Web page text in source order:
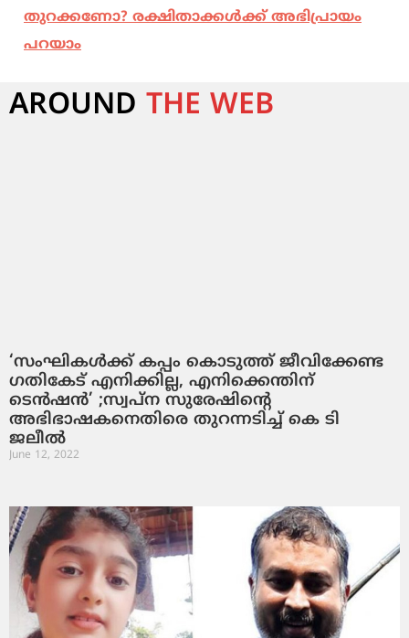
തുറക്കണോ? രക്ഷിതാക്കള്‍ക്ക് അഭിപ്രായം
പറയാം
AROUND THE WEB
‘സംഘികള്‍ക്ക് കപ്പം കൊടുത്ത് ജീവിക്കേണ്ട
ഗതികേട് എനിക്കില്ല, എനിക്കെന്തിന്
ടെന്‍ഷന്‍’ ;സ്വപ്ന സുരേഷിന്റെ
അഭിഭാഷകനെതിരെ തുറന്നടിച്ച് കെ ടി
ജലീല്‍
June 12, 2022